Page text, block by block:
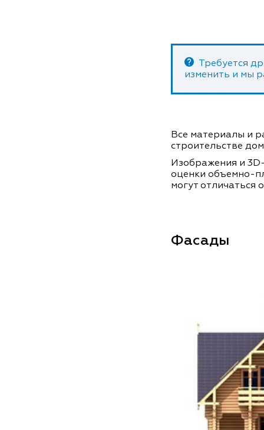
Требуется
изменить и мы
Все материалы и
строительстве
Изображения и
оценки объемно-
могут отличаться
Фасады